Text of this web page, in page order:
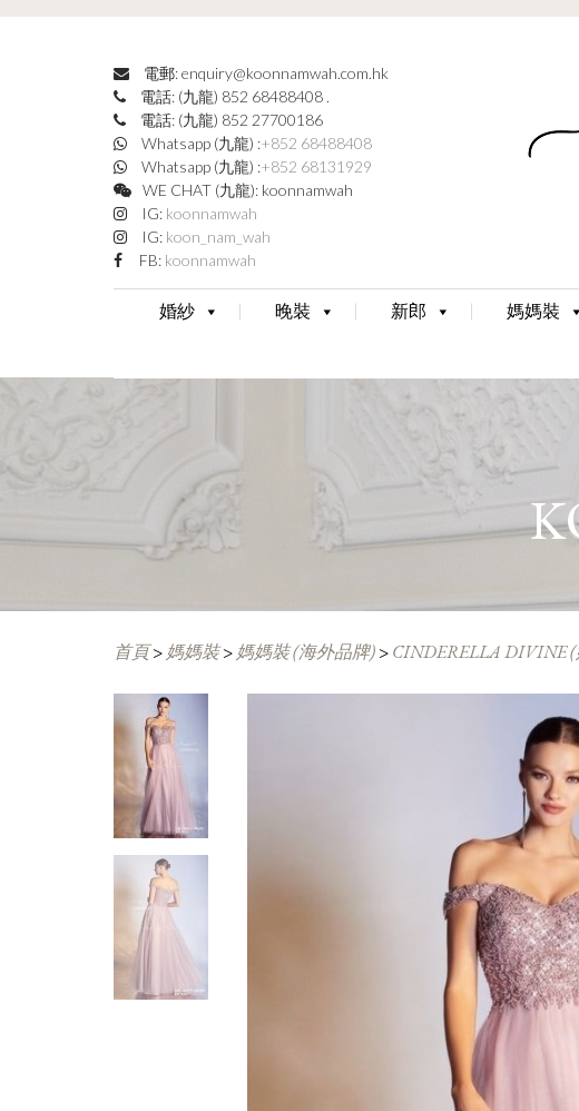
電郵: enquiry@koonnamwah.com.hk
電話: (九龍) 852 68488408 .
電話: (九龍) 852 27700186
Whatsapp (九龍) :+852 68488408
Whatsapp (九龍) :+852 68131929
WE CHAT (九龍): koonnamwah
IG: koonnamwah
IG: koon_nam_wah
FB: koonnamwah
婚紗 晚裝 新郎 媽媽裝
首頁> 媽媽裝> 媽媽裝 (海外品牌)>CINDERELLA DIVINE